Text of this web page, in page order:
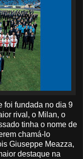
foi fundada no dia 9
rival, o Milan, o
tinha o nome de
chamá-lo
Giuseppe Meazza,
destaque na